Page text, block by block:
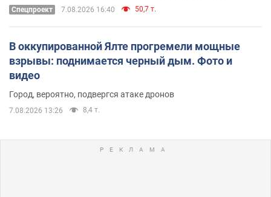
Спецпроект 7.08.2026 16:40 50,7 т.
В оккупированной Ялте прогремели мощные
взрывы: поднимается черный дым. Фото и
видео
Город, вероятно, подвергся атаке дронов
7.08.2026 13:26 8,4 т.